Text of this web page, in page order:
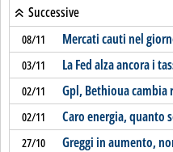
Successive
08/11 Mercati cauti nel
03/11 La Fed alza ancora i
02/11 Gpl, Bethioua cambia
02/11 Caro energia, quanto
27/10 Greggi in aumento,